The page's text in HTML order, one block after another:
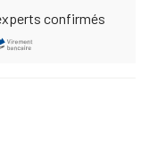
confirmés